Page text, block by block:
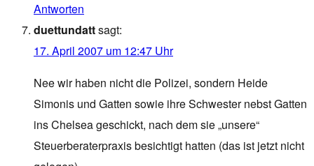
Antworten
duettundattsagt:
17. April 2007 um 12:47 Uhr
Nee wir haben nicht die Polizei, sondern Heide
Simonis und Gatten sowie ihre Schwester nebst Gatten
ins Chelsea geschickt, nach dem sie „unsere“
Steuerberaterpraxis besichtigt hatten (das ist jetzt nicht